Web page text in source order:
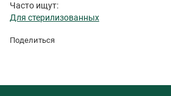
Часто ищут:
Для стерилизованных
Поделиться